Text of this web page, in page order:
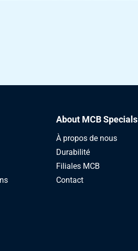
About MCB Specials
À propos de nous
Durabilité
Filiales MCB
Contact